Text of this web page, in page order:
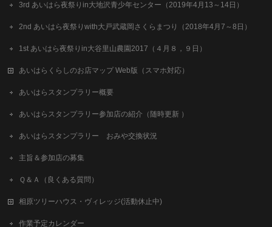
3rd あいはら夜祭りin大地沢青少年センター（2019年4月13～14日）
2nd あいはら夜祭りwith大戸武蔵岡さくらまつり（2018年4月7～8日）
1st あいはら夜祭りin大谷里山農園2017（４月８，９日）
あいはらくらしのお店マップ Web版（スマホ対応）
あいはらスタンプラリー概要
あいはらスタンプラリー参加店の紹介（随時更新 ）
あいはらスタンプラリー おみや交換状況
主旨＆参加店の募集
Ｑ＆Ａ（良くある質問）
相原ツリーハウス・ヴィレッジ(活動休止中)
作業予定カレンダー